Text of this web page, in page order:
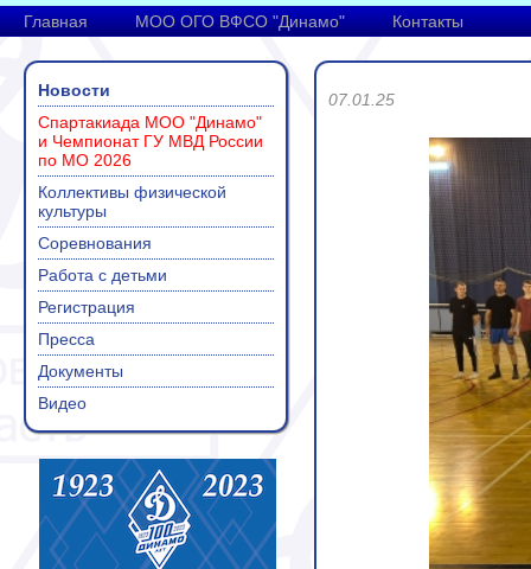
Главная МОО ОГО ВФСО "Динамо" Контакты
Новости
Спартакиада МОО "Динамо"
и Чемпионат ГУ МВД России
по МО 2026
Коллективы физической
культуры
Соревнования
Работа с детьми
Регистрация
Пресса
Документы
Видео
07.01.25